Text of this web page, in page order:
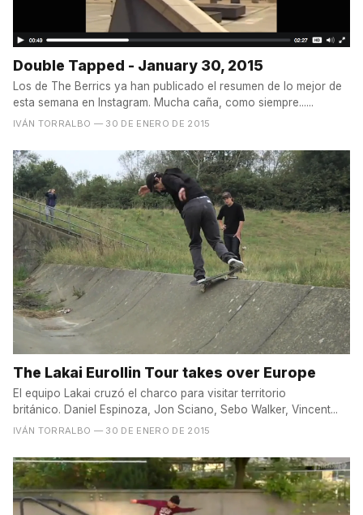
Double Tapped - January 30, 2015
Los de The Berrics ya han publicado el resumen de lo mejor de
esta semana en Instagram. Mucha caña, como siempre......
IVÁN TORRALBO — 30 DE ENERO DE 2015
The Lakai Eurollin Tour takes over Europe
El equipo Lakai cruzó el charco para visitar territorio
británico. Daniel Espinoza, Jon Sciano, Sebo Walker, Vincent...
IVÁN TORRALBO — 30 DE ENERO DE 2015